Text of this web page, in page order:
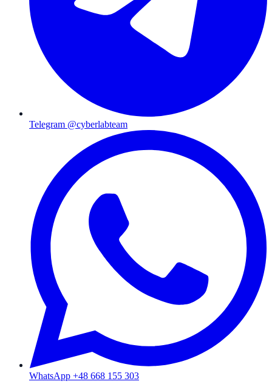
Telegram @cyberlabteam
WhatsApp +48 668 155 303